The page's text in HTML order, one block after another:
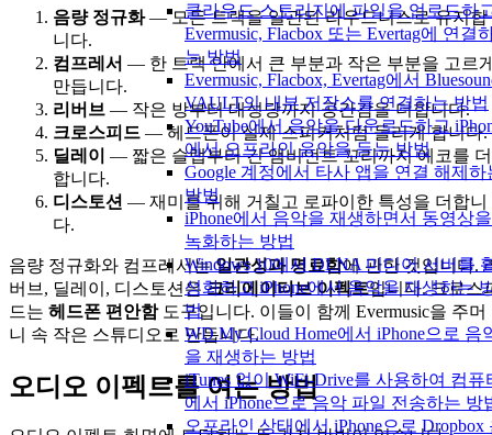
클라우드 스토리지에 파일을 업로드하
Evermusic, Flacbox 또는 Evertag에 연결
는 방법
Evermusic, Flacbox, Evertag에서
VAULT의 내부 저장소를 연결하는 방법
YouTube에서 음악을 다운로드하고
에서 오프라인 음악을 듣는 방법
Google 계정에서 타사 앱을 연결 해제하
방법
iPhone에서 음악을 재생하면서 동영상을
녹화하는 방법
Windows 10에서 DLNA 미디어 서버를
성화하고 iPhone에서 음악을 재생하는
법
WD My Cloud Home에서 iPhone으로 음
을 재생하는 방법
iTunes 없이 WiFi-Drive를 사용하여 컴퓨
에서 iPhone으로 음악 파일 전송하는 방
오프라인 상태에서 iPhone으로 Dropbox
음량 정규화— 모든 트랙을 일관된 라우드니스로 유지합
니다.
컴프레서 — 한 트랙 안에서 큰 부분과 작은 부분을 고르
만듭니다.
리버브 — 작은 방부터 대성당까지 공간감을 더합니다.
크로스피드 — 헤드폰이 실제 스피커처럼 들리게 합니다.
딜레이 — 짧은 슬랩부터 긴 앰비언트 꼬리까지 에코를 더
합니다.
디스토션 — 재미를 위해 거칠고 로파이한 특성을 더합니
다.
음량 정규화와 컴프레서는일관성과 명료함에 관한 것입니다.
버브, 딜레이, 디스토션은크리에이티브 이펙트입니다. 크로스
드는 헤드폰 편안함도구입니다. 이들이 함께 Evermusic을 주머
니 속 작은 스튜디오로 만듭니다.
오디오 이펙트를 여는 방법